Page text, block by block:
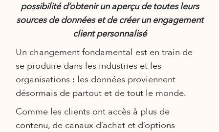
possibilité d’obtenir un aperçu de toutes leurs
sources de données et de créer un engagement
client personnalisé
Un changement fondamental est en train de
se produire dans les industries et les
organisations : les données proviennent
désormais de partout et de tout le monde.
Comme les clients ont accès à plus de
contenu, de canaux d’achat et d’options